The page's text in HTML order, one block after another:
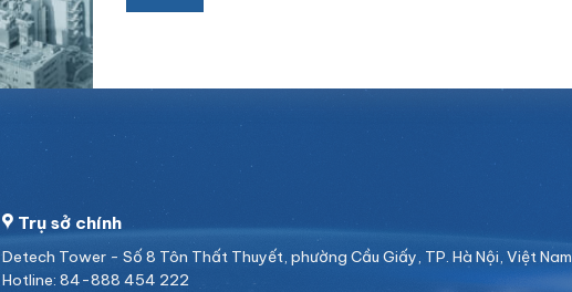
Trụ sở chính
Detech Tower - Số 8 Tôn Thất Thuyết, phường Cầu Giấy, TP. Hà Nội, Việt Nam
Hotline: 84-888 454 222